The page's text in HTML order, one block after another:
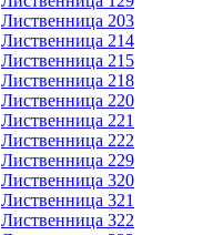
Лиственница 203
Лиственница 214
Лиственница 215
Лиственница 218
Лиственница 220
Лиственница 221
Лиственница 222
Лиственница 229
Лиственница 320
Лиственница 321
Лиственница 322